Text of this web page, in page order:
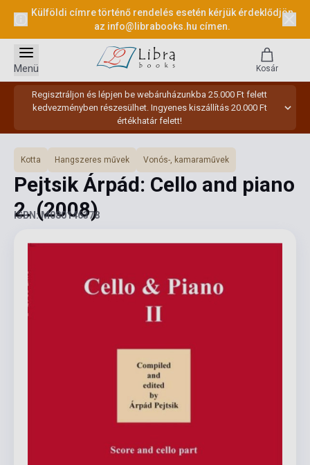
Külföldi címre történő rendelés esetén kérjük érdeklődjön
az info@librabooks.hu címen.
Regisztráljon és lépjen be webáruházunkba 25.000 Ft felett
kedvezményben részesülhet. Ingyenes kiszállítás 20.000 Ft
értékhatár felett!
Menü Kosár
Kotta Hangszeres művek Vonós-, kamaraművek
Pejtsik Árpád: Cello and piano
2.(2008)
ISBN: M080146378